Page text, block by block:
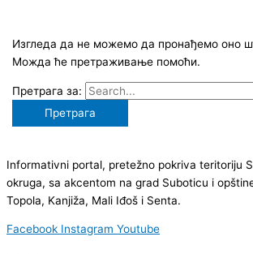
Изгледа да не можемо да пронађемо оно
Можда ће претраживање помоћи.
Претрага за:
Informativni portal, pretežno pokriva teritoriju
okruga, sa akcentom na grad Suboticu i
Topola, Kanjiža, Mali Iđoš i Senta.
Facebook Instagram Youtube